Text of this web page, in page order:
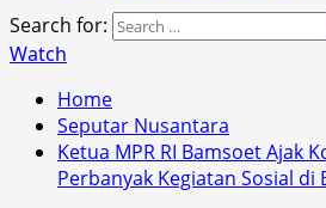
Search for:
Watch
Home
Seputar Nusantara
Ketua MPR RI Bamsoet Ajak
Perbanyak Kegiatan Sosial di